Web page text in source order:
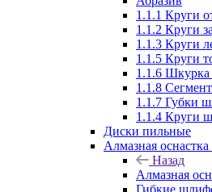
1.1.1 Круги
1.1.2 Круги
1.1.3 Круги
1.1.5 Круги
1.1.6
1.1.8
1.1.7 Губки
1.1.4 Круги
Диски пильные
Алмазная оснастка
Назад
Алмазная
Гибкие